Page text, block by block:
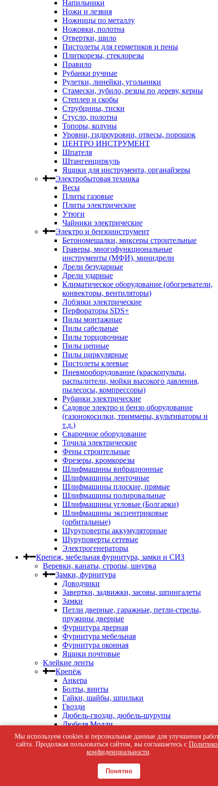
Напильники
Ножи и лезвия
Ножницы по металлу
Ножовки, полотна
Отвертки, шило
Пистолеты для герметиков и пены
Плиткорезы, стеклорезы
Правило
Рубанки ручные
Рулетки, линейки, угольники
Стамески, зубило, резцы по дереву, керны
Степлер и скобы
Струбцины, тиски
Стусло, полотна
Топоры, колуны
Уровни, гидроуровни, отвесы, порошок
ЦЕНТРО ИНСТРУМЕНТ
Шпателя
Штангенциркуль
Ящики для инструмента, органайзеры
Электробытовая техника
Весы
Плиты газовые
Плиты электрические
Утюги
Чайники электрические
Электро и бензоинструмент
Бетономешалки, миксеры строительные
Граверы, многофункциональные
инструменты (МФИ), минидрели
Дрели безударные
Дрели ударные
Климатическое оборудование (обогреватели,
конвекторы, вентиляторы)
Лобзики электрические
Перфораторы SDS+
Пилы монтажные
Пилы сабельные
Пилы торцовочные
Пилы цепные
Пилы циркулярные
Пистолеты клеевые
Пневмооборудование (краскопульты,
распылители, мойки высокого давления,
пылесосы, компрессоры)
Рубанки электрические
Садовое электро и бензо оборудование
(газонокосилки, триммеры, культиваторы и
т.д.)
Сварочное оборудование
Точила электрические
Фены строительные
Фрезеры, кромкорезы
Шлифмашины вибрационные
Шлифмашины ленточные
Шлифмашины плоские, прямые
Шлифмашины полировальные
Шлифмашины угловые (Болгарки)
Шлифмашины эксцентриковые
(орбитальные)
Шуруповерты аккумуляторные
Шуруповерты сетевые
Электрогенераторы
Крепеж, мебельная фурнитура, замки и СИЗ
Веревки, канаты, стропы, шнурка
Замки, фурнитура
Доводчики
Завертки, задвижки, засовы, шпингалеты
Замки
Петли дверные, гаражные, петли-стрелы,
пружины дверные
Фурнитура дверная
Фурнитура мебельная
Фурнитура оконная
Ящики почтовые
Клейкие ленты
Крепёж
Анкера
Болты, винты
Гайки, шайбы, шпильки
Гвозди
Дюбель-гвозди, дюбель-шурупы
Дюбеля Молли
Дюбеля пластиковые, для теплоизоляции
Кляймеры, скобы строительные, патроны
индустриальные
Саморезы кровельные
Саморезы оконные, по бетону
Мы используем cookies и персональные данные для улучшения
сайта. Продолжая пользоваться сайтом, вы соглашаетесь с
конфиденциальности.
Понятно